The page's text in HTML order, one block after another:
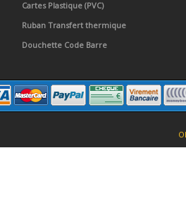
Cartes Plastique (PVC)
Ruban Transfert thermique
Douchette Code Barre